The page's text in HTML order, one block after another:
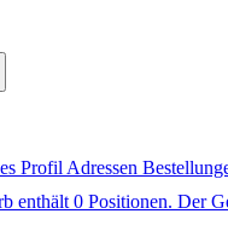
Profil Adressen
enthält 0 Positionen. Der